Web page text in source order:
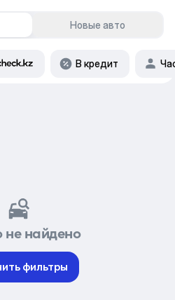
Новые авто
В кредит
не найдено
фильтры